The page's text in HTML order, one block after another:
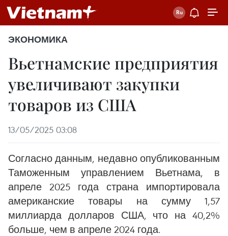
ЭКОНОМИКА
Вьетнамские предприятия
увеличивают закупки
товаров из США
13/05/2025 03:08
Согласно данным, недавно опубликованным
Таможенным управлением Вьетнама, в
апреле 2025 года страна импортировала
американские товары на сумму 1,57
миллиарда долларов США, что на 40,2%
больше, чем в апреле 2024 года.